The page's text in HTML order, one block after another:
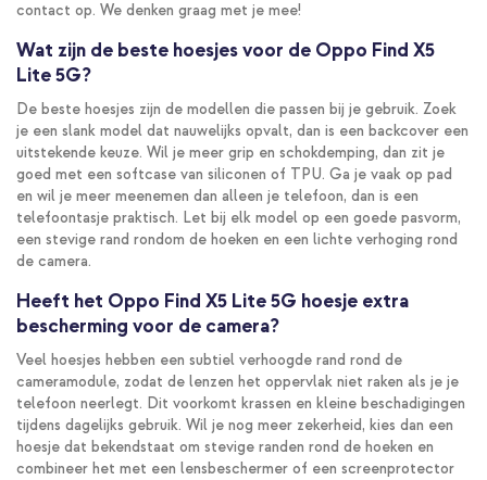
contact op. We denken graag met je mee!
Wat zijn de beste hoesjes voor de Oppo Find X5
Lite 5G?
De beste hoesjes zijn de modellen die passen bij je gebruik. Zoek
je een slank model dat nauwelijks opvalt, dan is een backcover een
uitstekende keuze. Wil je meer grip en schokdemping, dan zit je
goed met een softcase van siliconen of TPU. Ga je vaak op pad
en wil je meer meenemen dan alleen je telefoon, dan is een
telefoontasje praktisch. Let bij elk model op een goede pasvorm,
een stevige rand rondom de hoeken en een lichte verhoging rond
de camera.
Heeft het Oppo Find X5 Lite 5G hoesje extra
bescherming voor de camera?
Veel hoesjes hebben een subtiel verhoogde rand rond de
cameramodule, zodat de lenzen het oppervlak niet raken als je je
telefoon neerlegt. Dit voorkomt krassen en kleine beschadigingen
tijdens dagelijks gebruik. Wil je nog meer zekerheid, kies dan een
hoesje dat bekendstaat om stevige randen rond de hoeken en
combineer het met een lensbeschermer of een screenprotector